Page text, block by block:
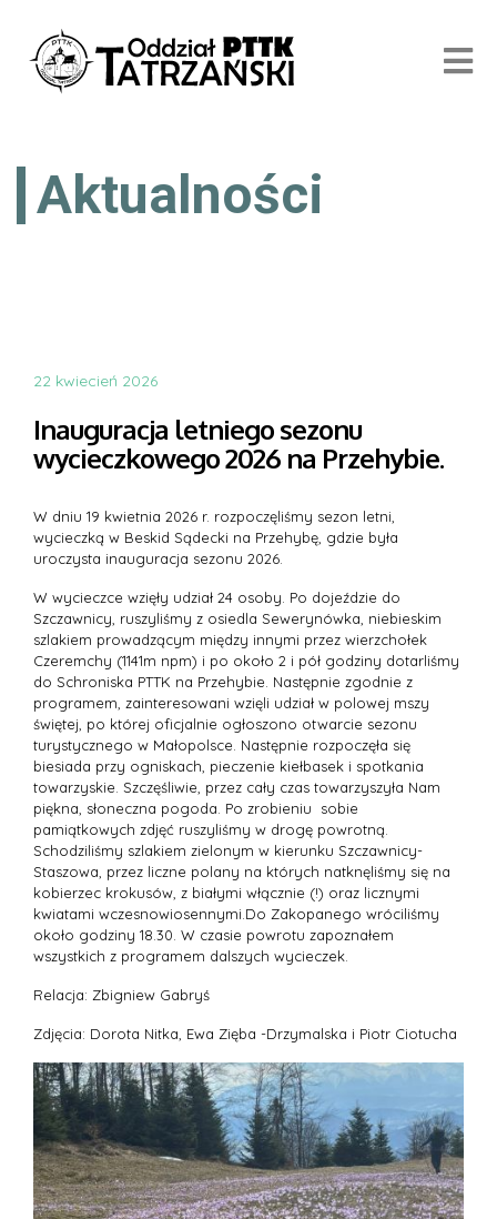
Aktualności
22 kwiecień 2026
Inauguracja letniego sezonu
wycieczkowego 2026 na Przehybie.
W dniu 19 kwietnia 2026 r. rozpoczęliśmy sezon letni,
wycieczką w Beskid Sądecki na Przehybę, gdzie była
uroczysta inauguracja sezonu 2026.
W wycieczce wzięły udział 24 osoby. Po dojeździe do
Szczawnicy, ruszyliśmy z osiedla Sewerynówka, niebieskim
szlakiem prowadzącym między innymi przez wierzchołek
Czeremchy (1141m npm) i po około 2 i pół godziny dotarliśmy
do Schroniska PTTK na Przehybie. Następnie zgodnie z
programem, zainteresowani wzięli udział w polowej mszy
świętej, po której oficjalnie ogłoszono otwarcie sezonu
turystycznego w Małopolsce. Następnie rozpoczęła się
biesiada przy ogniskach, pieczenie kiełbasek i spotkania
towarzyskie. Szczęśliwie, przez cały czas towarzyszyła Nam
piękna, słoneczna pogoda. Po zrobieniu sobie
pamiątkowych zdjęć ruszyliśmy w drogę powrotną.
Schodziliśmy szlakiem zielonym w kierunku Szczawnicy-
Staszowa, przez liczne polany na których natknęliśmy się na
kobierzec krokusów, z białymi włącznie (!) oraz licznymi
kwiatami wczesnowiosennymi.Do Zakopanego wróciliśmy
około godziny 18.30. W czasie powrotu zapoznałem
wszystkich z programem dalszych wycieczek.
Relacja: Zbigniew Gabryś
Zdjęcia: Dorota Nitka, Ewa Zięba -Drzymalska i Piotr Ciotucha